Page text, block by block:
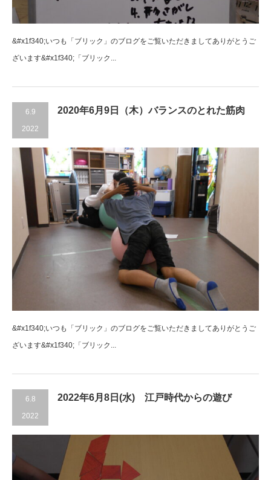
&#x1f340;いつも「ブリック」のブログをご覧いただきましてありがとうご
ざいます&#x1f340;「ブリック...
6.9
2022
2020年6月9日（木）バランスのとれた筋肉
&#x1f340;いつも「ブリック」のブログをご覧いただきましてありがとうご
ざいます&#x1f340;「ブリック...
6.8
2022
2022年6月8日(水) 江戸時代からの遊び